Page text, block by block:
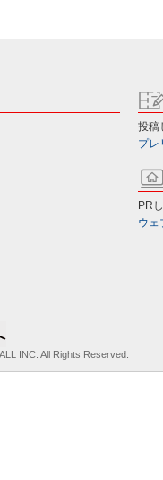
投稿
プレ
PR
ウェ
INC. All Rights Reserved.